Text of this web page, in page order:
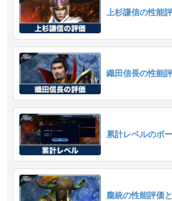
上杉謙信の性能
織田信長の性能
累計レベルのボ
龐統の性能評価